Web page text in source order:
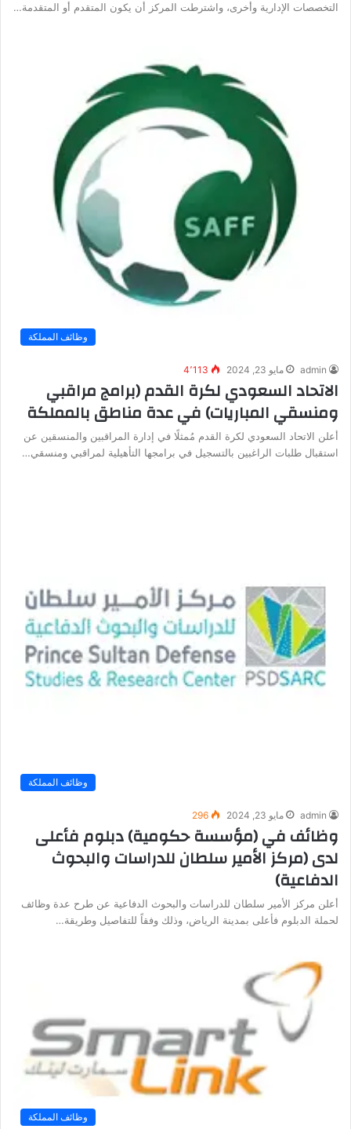
التخصصات الإدارية وأخرى، واشترطت المركز أن يكون المتقدم أو المتقدمة…
وظائف المملكة
admin مايو 23, 2024 4٬113
الاتحاد السعودي لكرة القدم (برامج مراقبي
ومنسقي المباريات) في عدة مناطق بالمملكة
أعلن الاتحاد السعودي لكرة القدم مُمثلًا في إدارة المراقبين والمنسقين عن
استقبال طلبات الراغبين بالتسجيل في برامجها التأهيلية لمراقبي ومنسقي…
وظائف المملكة
admin مايو 23, 2024 296
وظائف في (مؤسسة حكومية) دبلوم فأعلى
لدى (مركز الأمير سلطان للدراسات والبحوث
الدفاعية)
أعلن مركز الأمير سلطان للدراسات والبحوث الدفاعية عن طرح عدة وظائف
لحملة الدبلوم فأعلى بمدينة الرياض، وذلك وفقاً للتفاصيل وطريقة…
وظائف المملكة